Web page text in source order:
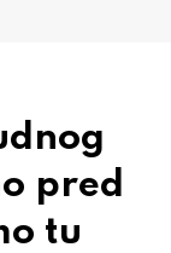
pred
tu